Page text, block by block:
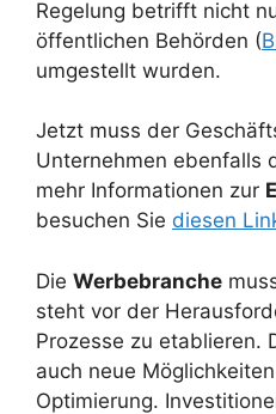
Regelung betrifft nicht
öffentlichen Behörden (
umgestellt wurden.
Jetzt muss der
Unternehmen ebenfalls
mehr Informationen zur
besuchen Sie diesen
Die Werbebranche
steht vor der
Prozesse zu etablieren.
auch neue
Optimierung.